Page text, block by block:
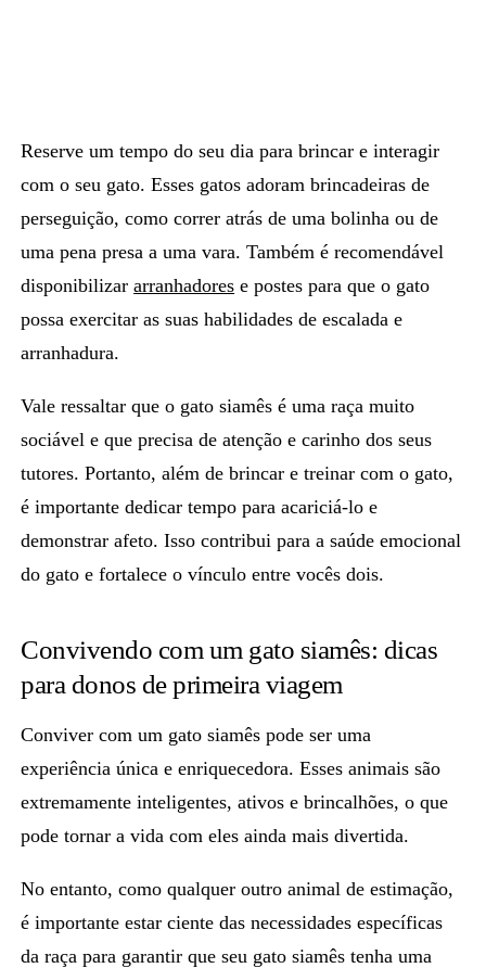
Reserve um tempo do seu dia parabrincar e interagir
com o seu gato. Esses gatos adoram brincadeiras de
perseguição, como correr atrás de uma bolinha ou de
uma pena presa a uma vara. Também é recomendável
disponibilizararranhadores e postes para que o gato
possa exercitar as suas habilidades de escalada e
arranhadura.
Vale ressaltar que o gato siamês é uma raça muito
sociável e que precisa de atenção e carinho dos seus
tutores. Portanto, além de brincar e treinar com o gato,
é importante dedicar tempo para acariciá-lo e
demonstrar afeto. Isso contribui para a saúde emocional
do gato e fortalece o vínculo entre vocês dois.
Convivendo com um gato siamês: dicas
para donos de primeira viagem
Conviver com um gato siamês pode ser uma
experiência única e enriquecedora. Esses animais são
extremamente inteligentes, ativos e brincalhões, o que
pode tornar a vida com eles ainda mais divertida.
No entanto, como qualquer outro animal de estimação,
é importante estar ciente das necessidades específicas
da raça para garantir que seu gato siamês tenha uma